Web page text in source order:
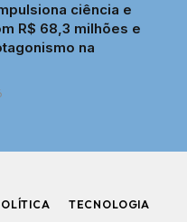
ciência e
R$ 68,3 milhões e
na
TECNOLOGIA